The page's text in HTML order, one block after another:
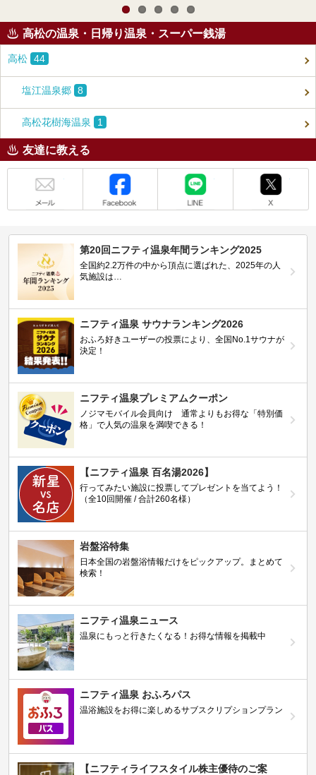
高松の温泉・日帰り温泉・スーパー銭湯
高松 44
塩江温泉郷 8
高松花樹海温泉 1
友達に教える
第20回ニフティ温泉年間ランキング2025
全国約2.2万件の中から頂点に選ばれた、2025年の人
気施設は…
ニフティ温泉 サウナランキング2026
おふろ好きユーザーの投票により、全国No.1サウナが
決定！
ニフティ温泉プレミアムクーポン
ノジマモバイル会員向け 通常よりもお得な「特別価
格」で人気の温泉を満喫できる！
【ニフティ温泉 百名湯2026】
行ってみたい施設に投票してプレゼントを当てよう！
（全10回開催 / 合計260名様）
岩盤浴特集
日本全国の岩盤浴情報だけをピックアップ。まとめて
検索！
ニフティ温泉ニュース
温泉にもっと行きたくなる！お得な情報を掲載中
ニフティ温泉 おふろパス
温浴施設をお得に楽しめるサブスクリプションプラン
【ニフティライフスタイル株主優待のご案